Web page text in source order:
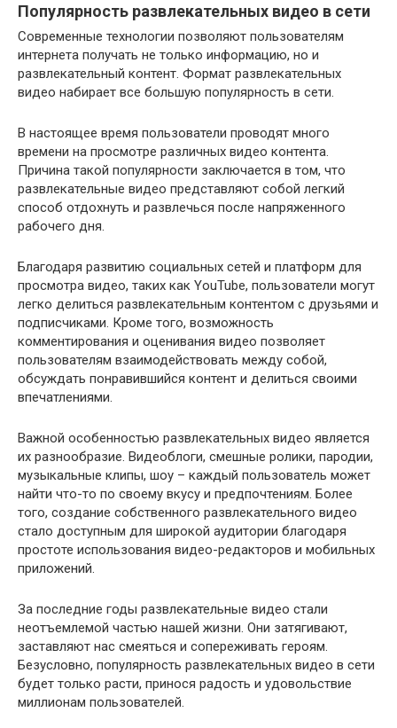
Популярность развлекательных видео в сети
Современные технологии позволяют пользователям
интернета получать не только информацию, но и
развлекательный контент. Формат развлекательных
видео набирает все большую популярность в сети.
В настоящее время пользователи проводят много
времени на просмотре различных видео контента.
Причина такой популярности заключается в том, что
развлекательные видео представляют собой легкий
способ отдохнуть и развлечься после напряженного
рабочего дня.
Благодаря развитию социальных сетей и платформ для
просмотра видео, таких как YouTube, пользователи могут
легко делиться развлекательным контентом с друзьями и
подписчиками. Кроме того, возможность
комментирования и оценивания видео позволяет
пользователям взаимодействовать между собой,
обсуждать понравившийся контент и делиться своими
впечатлениями.
Важной особенностью развлекательных видео является
их разнообразие. Видеоблоги, смешные ролики, пародии,
музыкальные клипы, шоу – каждый пользователь может
найти что-то по своему вкусу и предпочтениям. Более
того, создание собственного развлекательного видео
стало доступным для широкой аудитории благодаря
простоте использования видео-редакторов и мобильных
приложений.
За последние годы развлекательные видео стали
неотъемлемой частью нашей жизни. Они затягивают,
заставляют нас смеяться и сопереживать героям.
Безусловно, популярность развлекательных видео в сети
будет только расти, принося радость и удовольствие
миллионам пользователей.